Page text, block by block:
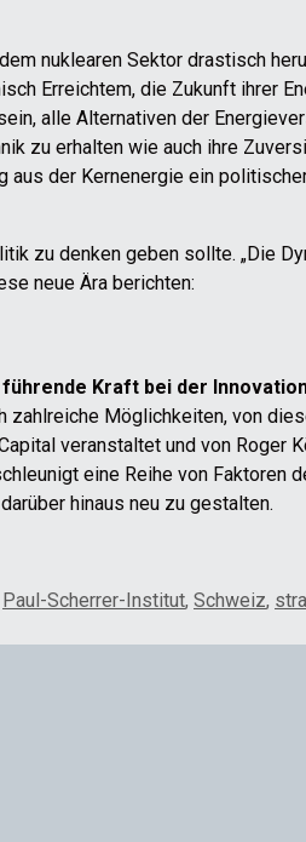
nuklearen Sektor drastisch
Erreichtem, die Zukunft ihrer
alle Alternativen der
zu erhalten wie auch ihre
der Kernenergie ein
zu denken geben sollte. „Die
neue Ära berichten:
Kraft bei der
zahlreiche Möglichkeiten, von
veranstaltet und von Roger
eine Reihe von Faktoren
hinaus neu zu gestalten.
Paul-Scherrer-Institut, Schweiz,